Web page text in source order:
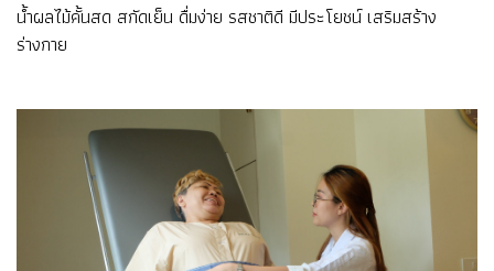
น้ำผลไม้คั้นสด สกัดเย็น ดื่มง่าย รสชาติดี มีประโยชน์ เสริมสร้าง
ร่างกาย